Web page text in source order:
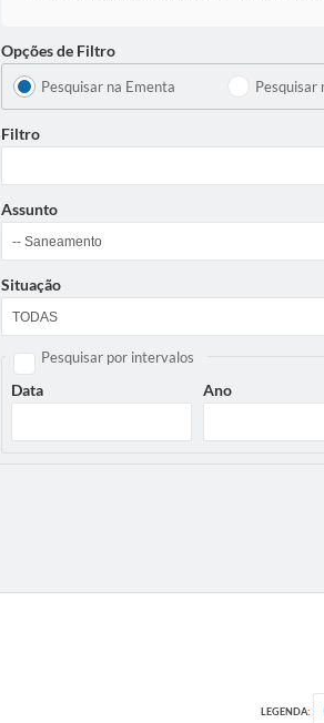
Opções de Filtro
Pesquisar na Ementa Pesquisar
Filtro
Assunto
Situação
Pesquisar por intervalos
Data Ano
LEGENDA: